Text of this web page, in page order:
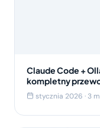
Claude Code +
kompletny
stycznia 2026 · 3